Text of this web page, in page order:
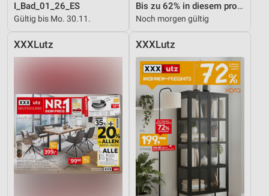
I_Bad_01_26_ES
Gültig bis Mo. 30.11.
Bis zu 62% in diesem prospekt
Noch morgen gültig
XXXLutz XXXLutz